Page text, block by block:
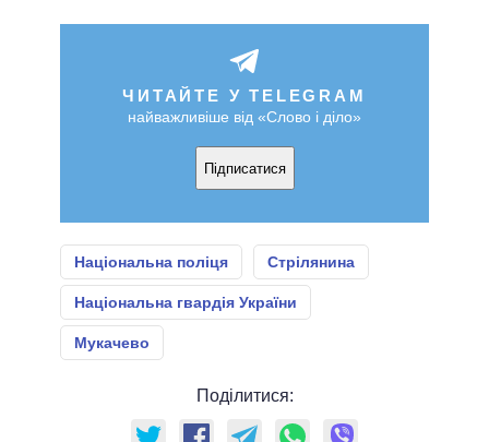
ЧИТАЙТЕ У TELEGRAM
найважливіше від «Слово і діло»
Підписатися
Національна поліця Стрілянина
Національна гвардія України
Мукачево
Поділитися: